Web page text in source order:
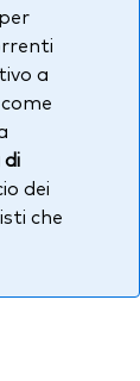
per
a
dei
che